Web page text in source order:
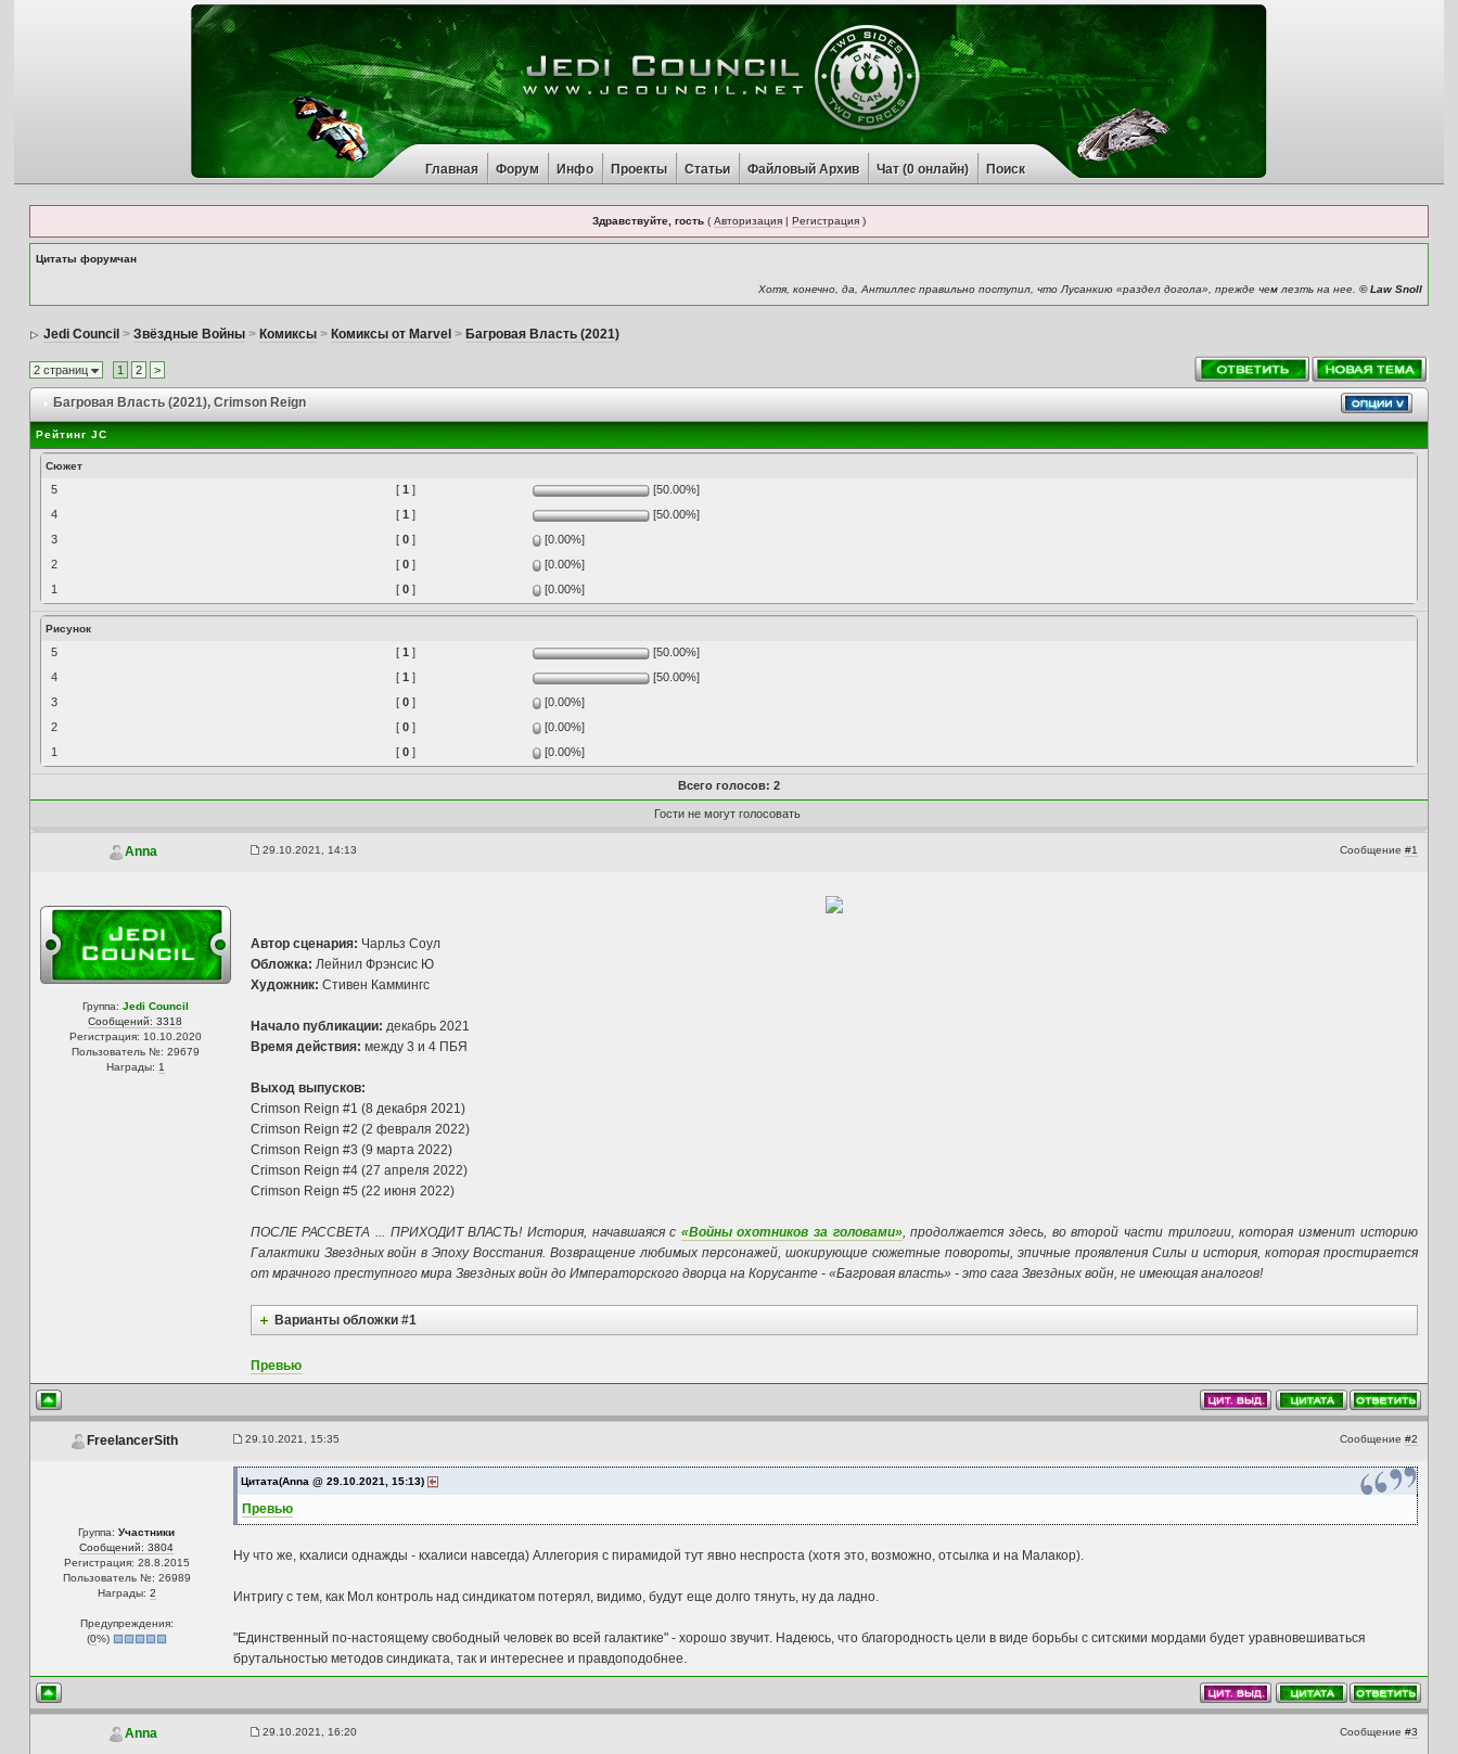
Главная Форум Инфо Проекты Статьи Файловый Архив Чат (0 онлайн) Поиск
Здравствуйте, гость( Авторизация| Регистрация)
Цитаты форумчан
Хотя, конечно, да, Антиллес правильно поступил, что Лусанкию «раздел догола», прежде чем лезть на нее.© Law Snoll
Jedi Council > Звёздные Войны> Комиксы> Комиксы от Marvel > Багровая Власть (2021)
2 страниц 1 2 >
Багровая Власть (2021), Crimson Reign
Рейтинг JC
Сюжет
5 [ 1 ]
[50.00%]
4
[ 1 ]
[50.00%]
3
[ 0]
[0.00%]
2
[ 0]
[0.00%]
1
[ 0] [0.00%]
Рисунок
5 [ 1 ]
[50.00%]
4
[ 1 ]
[50.00%]
3
[ 0]
[0.00%]
2
[ 0]
[0.00%]
1
[ 0] [0.00%]
Всего голосов: 2
Гости не могут голосовать
Anna 29.10.2021, 14:13 Сообщение #1
Группа: Jedi Council
Сообщений: 3318
Регистрация: 10.10.2020
Пользователь №: 29679
Награды: 1
Автор сценария: Чарльз Соул
Обложка: Лейнил Фрэнсис Ю
Художник: Стивен Каммингс
Начало публикации: декабрь 2021
Время действия: между 3 и 4 ПБЯ
Выход выпусков:
Crimson Reign #1 (8 декабря 2021)
Crimson Reign #2 (2 февраля 2022)
Crimson Reign #3 (9 марта 2022)
Crimson Reign #4 (27 апреля 2022)
Crimson Reign #5 (22 июня 2022)
ПОСЛЕ РАССВЕТА ... ПРИХОДИТ ВЛАСТЬ! История, начавшаяся с «Войны охотников за головами», продолжается здесь, во второй части трилогии, которая изменит историю
Галактики Звездных войн в Эпоху Восстания. Возвращение любимых персонажей, шокирующие сюжетные повороты, эпичные проявления Силы и история, которая простирается
от мрачного преступного мира Звездных войн до Императорского дворца на Корусанте - «Багровая власть» - это сага Звездных войн, не имеющая аналогов!
Варианты обложки #1
Превью
FreelancerSith 29.10.2021, 15:35 Сообщение #2
Группа:Участники
Сообщений: 3804
Регистрация: 28.8.2015
Пользователь №: 26989
Награды: 2
Предупреждения:
(0%)
Цитата(Anna @ 29.10.2021, 15:13)
Превью
Ну что же, кхалиси однажды - кхалиси навсегда) Аллегория с пирамидой тут явно неспроста (хотя это, возможно, отсылка и на Малакор).
Интригу с тем, как Мол контроль над синдикатом потерял, видимо, будут еще долго тянуть, ну да ладно.
"Единственный по-настоящему свободный человек во всей галактике" - хорошо звучит. Надеюсь, что благородность цели в виде борьбы с ситскими мордами будет уравновешиваться
брутальностью методов синдиката, так и интереснее и правдоподобнее.
Anna 29.10.2021, 16:20 Сообщение #3